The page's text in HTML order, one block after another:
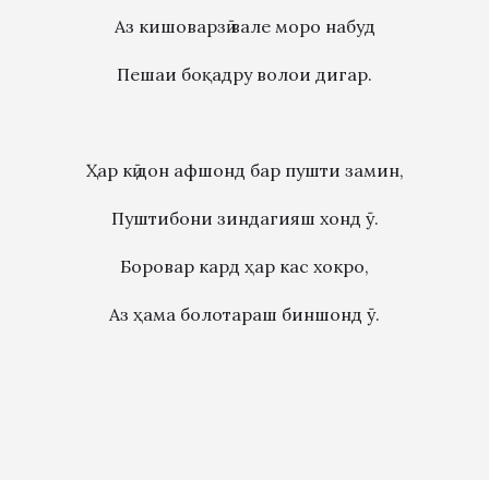
Аз кишоварзӣ вале моро набуд
Пешаи боқадру волои дигар.
Ҳар кӣ дон афшонд бар пушти замин,
Пуштибони зиндагияш хонд ӯ.
Боровар кард ҳар кас хокро,
Аз ҳама болотараш биншонд ӯ.